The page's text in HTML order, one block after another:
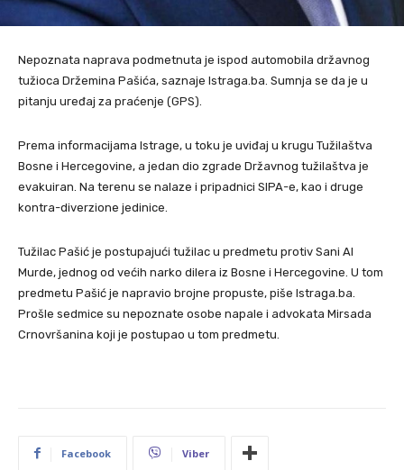
Nepoznata naprava podmetnuta je ispod automobila državnog
tužioca Držemina Pašića, saznaje Istraga.ba. Sumnja se da je u
pitanju uređaj za praćenje (GPS).
Prema informacijama Istrage, u toku je uviđaj u krugu Tužilaštva
Bosne i Hercegovine, a jedan dio zgrade Državnog tužilaštva je
evakuiran. Na terenu se nalaze i pripadnici SIPA-e, kao i druge
kontra-diverzione jedinice.
Tužilac Pašić je postupajući tužilac u predmetu protiv Sani Al
Murde, jednog od većih narko dilera iz Bosne i Hercegovine. U tom
predmetu Pašić je napravio brojne propuste, piše Istraga.ba.
Prošle sedmice su nepoznate osobe napale i advokata Mirsada
Crnovršanina koji je postupao u tom predmetu.
Facebook Viber